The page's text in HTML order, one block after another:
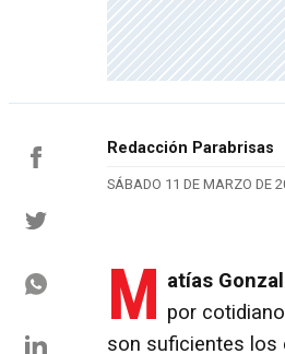
Redacción Parabrisas
SÁBADO 11 DE MARZO DE
M atías
por
son suficientes los